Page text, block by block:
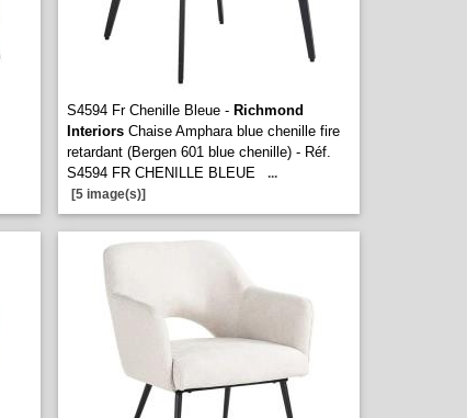
S4594 Fr Chenille Bleue - Richmond
Interiors Chaise Amphara blue chenille fire
retardant (Bergen 601 blue chenille) - Réf.
S4594 FR CHENILLE BLEUE
...
[5 image(s)]